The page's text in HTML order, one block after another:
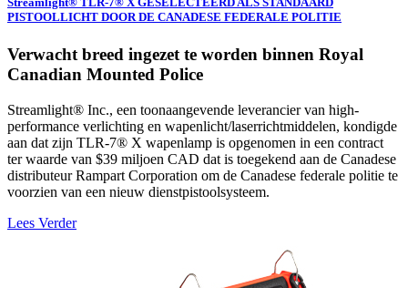
PISTOOLLICHT DOOR DE CANADESE FEDERALE POLITIE
Verwacht breed ingezet te worden binnen Royal
Canadian Mounted Police
Streamlight® Inc., een toonaangevende leverancier van high-
performance verlichting en wapenlicht/laserrichtmiddelen, kondigde
aan dat zijn TLR-7® X wapenlamp is opgenomen in een contract
ter waarde van $39 miljoen CAD dat is toegekend aan de Canadese
distributeur Rampart Corporation om de Canadese federale politie te
voorzien van een nieuw dienstpistoolsysteem.
Lees Verder